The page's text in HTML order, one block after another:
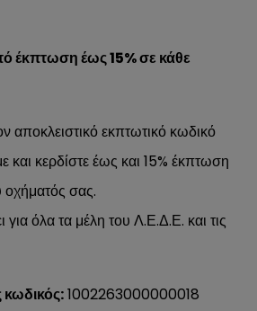
έκπτωση έως 15% σε κάθε
αποκλειστικό εκπτωτικό κωδικό
κερδίστε έως και 15% έκπτωση
σας.
όλα τα μέλη του Λ.Ε.Δ.Ε. και τις
1002263000000018